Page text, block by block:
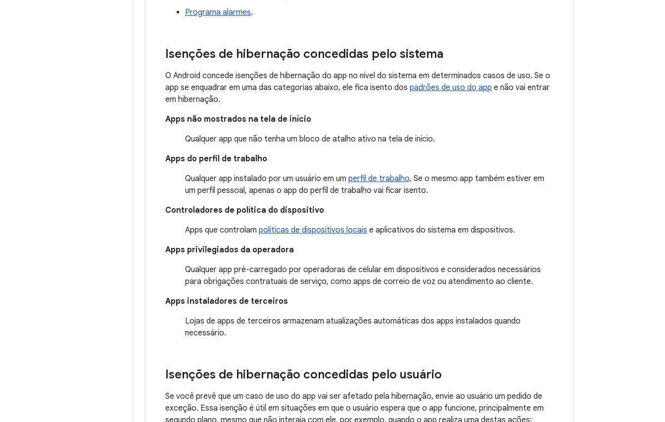
Programa alarmes.
Isenções de hibernação concedidas pelo sistema
O Android concede isenções de hibernação do app no nível do sistema em determinados casos de uso. Se o
app se enquadrar em uma das categorias abaixo, ele fica isento dos padrões de uso do app e não vai entrar
em hibernação.
Apps não mostrados na tela de início
Qualquer app que não tenha um bloco de atalho ativo na tela de início.
Apps do perfil de trabalho
Qualquer app instalado por um usuário em um perfil de trabalho. Se o mesmo app também estiver em
um perfil pessoal, apenas o app do perfil de trabalho vai ficar isento.
Controladores de política do dispositivo
Apps que controlam políticas de dispositivos locais e aplicativos do sistema em dispositivos.
Apps privilegiados da operadora
Qualquer app pré-carregado por operadoras de celular em dispositivos e considerados necessários
para obrigações contratuais de serviço, como apps de correio de voz ou atendimento ao cliente.
Apps instaladores de terceiros
Lojas de apps de terceiros armazenam atualizações automáticas dos apps instalados quando
necessário.
Isenções de hibernação concedidas pelo usuário
Se você prevê que um caso de uso do app vai ser afetado pela hibernação, envie ao usuário um pedido de
exceção. Essa isenção é útil em situações em que o usuário espera que o app funcione, principalmente em
segundo plano, mesmo que não interaja com ele, por exemplo, quando o app realiza uma destas ações: